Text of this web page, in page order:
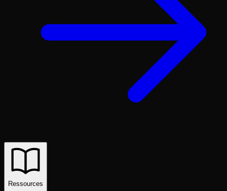
Ressources